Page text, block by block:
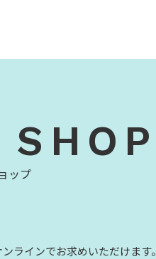
ップ
ラインでお求めいただけます。